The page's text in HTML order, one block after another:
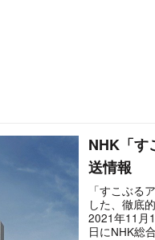
NHK「す
送情報
「すこぶる
した、徹底
2021年11月
日にNHK総